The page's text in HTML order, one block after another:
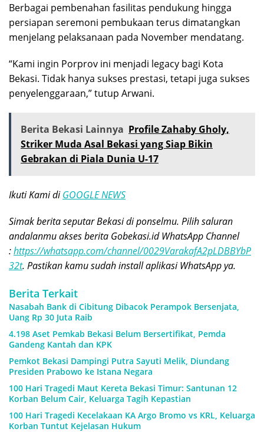
Berbagai pembenahan fasilitas pendukung hingga
persiapan seremoni pembukaan terus dimatangkan
menjelang pelaksanaan pada November mendatang.
“Kami ingin Porprov ini menjadi legacy bagi Kota
Bekasi. Tidak hanya sukses prestasi, tetapi juga sukses
penyelenggaraan,” tutup Arwani.
Berita Bekasi Lainnya Profile Zahaby Gholy,
Striker Muda Asal Bekasi yang Siap Bikin
Gebrakan di Piala Dunia U-17
Ikuti Kami diGOOGLE NEWS
Simak berita seputar Bekasi di ponselmu. Pilih saluran
andalanmu akses berita Gobekasi.id WhatsApp Channel
:https://whatsapp.com/channel/0029VarakafA2pLDBBYbP
32t. Pastikan kamu sudah install aplikasi WhatsApp ya.
Berita Terkait
Nasabah Bank di Cibitung Dibacok Perampok Bersenjata,
Uang Rp 30 Juta Raib
4.198 Aset Pemkab Bekasi Belum Bersertifikat, Pemda
Gandeng Kantah dan KPK
Pemkot Bekasi Dampingi Putra Sayuti Melik, Diundang
Presiden Prabowo ke Istana Negara
100 Hari Tragedi Maut Kereta Bekasi Timur: Santunan 12
Korban Belum Cair, Keluarga Tagih Kepastian
100 Hari Tragedi Kecelakaan KA Argo Bromo vs KRL, Keluarga
Korban Tuntut Kejelasan Hukum